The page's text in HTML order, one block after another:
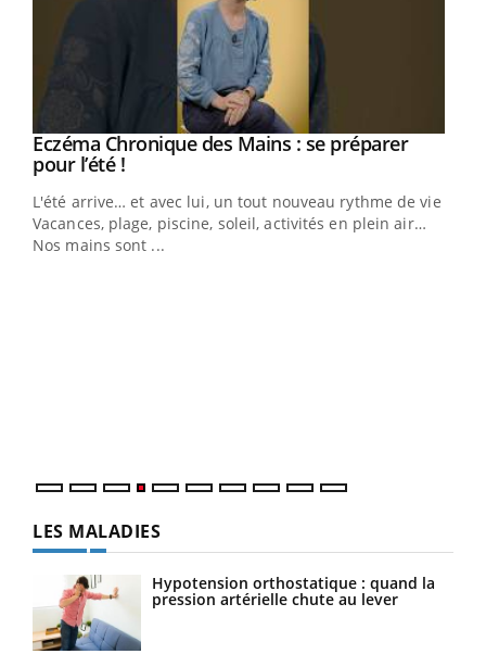
Youtube
Eczéma Chronique des Mains : se préparer
pour l’été !Youtube
L'été arrive… et avec lui, un tout nouveau rythme de vie !
Vacances, plage, piscine, soleil, activités en plein air…
Nos mains sont ...
LES MALADIES
Hypotension orthostatique : quand la
pression artérielle chute au lever